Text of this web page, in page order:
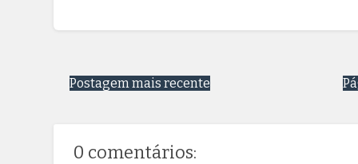
Postagem mais recente
0 comentários: